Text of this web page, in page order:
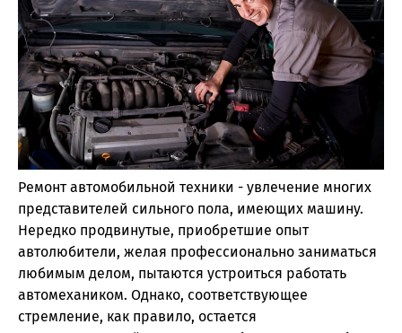
Ремонт автомобильной техники - увлечение многих
представителей сильного пола, имеющих машину.
Нередко продвинутые, приобретшие опыт
автолюбители, желая профессионально заниматься
любимым делом, пытаются устроиться работать
автомехаником. Однако, соответствующее
стремление, как правило, остается